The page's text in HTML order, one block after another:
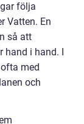
följa
Vatten. En
så att
hand i hand. I
med
och